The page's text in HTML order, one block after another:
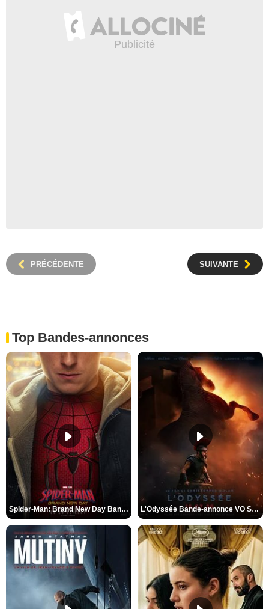
PRÉCÉDENTE SUIVANTE
Top Bandes-annonces
Spider-Man: Brand New Day Bande-annonce VO STFR L'Odyssée Bande-annonce VO STFR